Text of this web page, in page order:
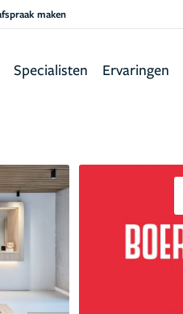
maken
Specialisten Ervaringen